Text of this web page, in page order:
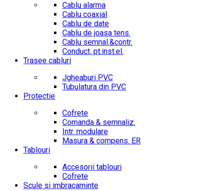
Cablu alarma
Cablu coaxial
Cablu de date
Cablu de joasa tens.
Cablu semnal.&contr.
Conduct. pt.inst.el.
Trasee cabluri
Jgheaburi PVC
Tubulatura din PVC
Protectie
Cofrete
Comanda & semnaliz.
Intr. modulare
Masura & compens. ER
Tablouri
Accesorii tablouri
Cofrete
Scule si imbracaminte